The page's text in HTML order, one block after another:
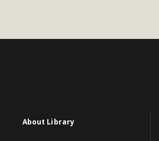
About Library